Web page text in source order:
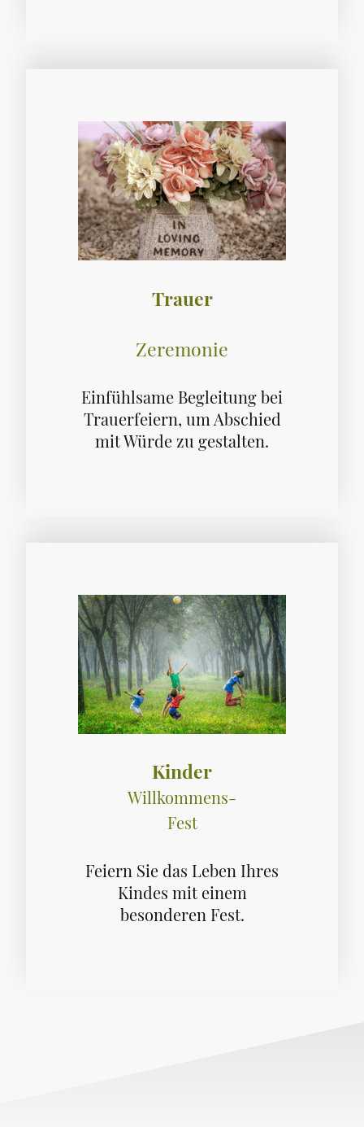
Trauer
Zeremonie
Einfühlsame Begleitung bei
Trauerfeiern, um Abschied
mit Würde zu gestalten.
Kinder
Willkommens-
Fest
Feiern Sie das Leben Ihres
Kindes mit einem
besonderen Fest.